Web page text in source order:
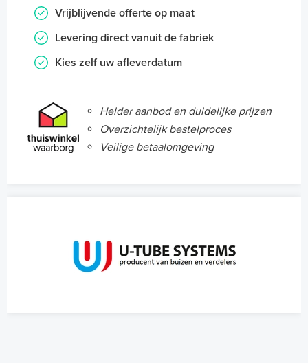
Vrijblijvende offerte op maat
Levering direct vanuit de fabriek
Kies zelf uw afleverdatum
Helder aanbod en duidelijke prijzen
Overzichtelijk bestelproces
Veilige betaalomgeving